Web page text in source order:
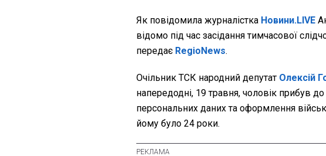
Як повідомила журналістка Новини.LIVE
відомо під час засідання тимчасової
передає RegioNews.
Очільник ТСК народний депутат Олексій
напередодні, 19 травня, чоловік прибув
персональних даних та оформлення
йому було 24 роки.